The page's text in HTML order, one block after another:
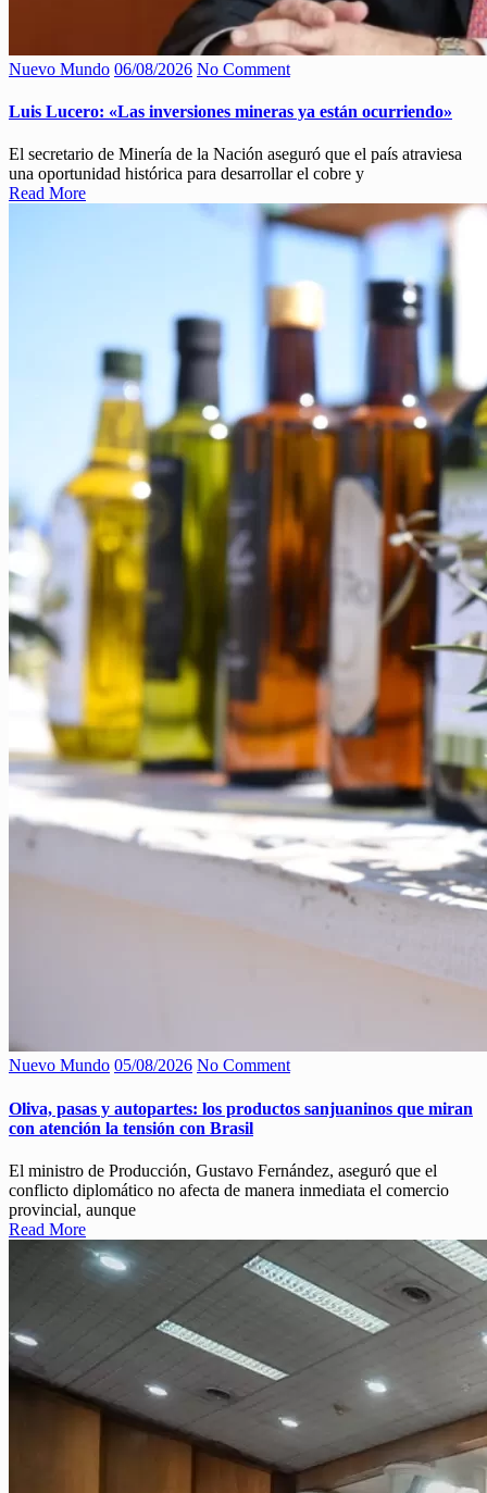
Nuevo Mundo 06/08/2026 No Comment
Luis Lucero: «Las inversiones mineras ya están ocurriendo»
El secretario de Minería de la Nación aseguró que el país atraviesa
una oportunidad histórica para desarrollar el cobre y
Read More
Nuevo Mundo 05/08/2026 No Comment
Oliva, pasas y autopartes: los productos sanjuaninos que miran
con atención la tensión con Brasil
El ministro de Producción, Gustavo Fernández, aseguró que el
conflicto diplomático no afecta de manera inmediata el comercio
provincial, aunque
Read More